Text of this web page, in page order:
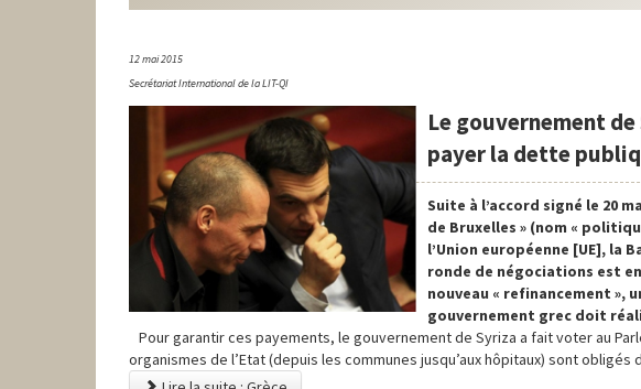
12 mai 2015
Secrétariat International de la LIT-QI
Le gouvernement
payer la dette
Suite à l’accord signé le 20
de Bruxelles » (nom «
l’Union européenne [UE], la
ronde de négociations est
nouveau « refinancement »,
gouvernement grec doit
Pour garantir ces payements, le gouvernement de Syriza a fait voter au
organismes de l’Etat (depuis les communes jusqu’aux hôpitaux) sont